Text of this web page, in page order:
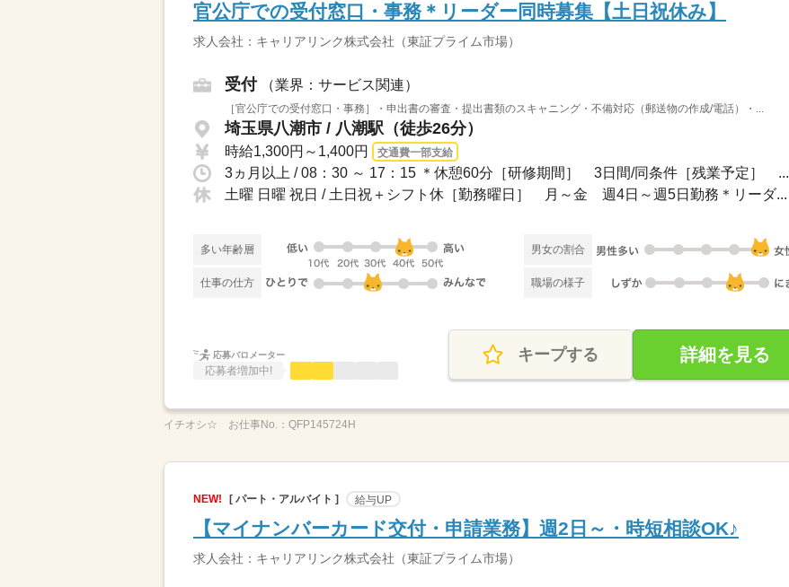
官公庁での受付窓口・事務＊リーダー同時募集【土日祝休み】
求人会社：キャリアリンク株式会社（東証プライム市場）
受付 （業界：サービス関連）
［官公庁での受付窓口・事務］・申出書の審査・提出書類のスキャニング・不備対応（郵送物の作成/電話）・...
埼玉県八潮市 / 八潮駅（徒歩26分）
時給1,300円～1,400円 交通費一部支給
3ヵ月以上 / 08：30 ～ 17：15 ＊休憩60分［研修期間］ 3日間/同条件［残業予定］ ...
土曜 日曜 祝日 / 土日祝＋シフト休［勤務曜日］ 月～金 週4日～週5日勤務＊リーダ...
多い年齢層 男女の割合
仕事の仕方 職場の様子
応募バロメーター
応募者増加中!
キープする 詳細を見る
イチオシ☆ お仕事No.： QFP145724H
NEW! [ パート・アルバイト ] 給与UP
【マイナンバーカード交付・申請業務】週2日～・時短相談OK♪
求人会社：キャリアリンク株式会社（東証プライム市場）